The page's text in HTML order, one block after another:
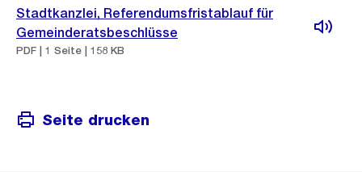
Stadtkanzlei, Referendumsfristablauf für
Gemeinderatsbeschlüsse
PDF | 1 Seite | 158 KB
Seite drucken